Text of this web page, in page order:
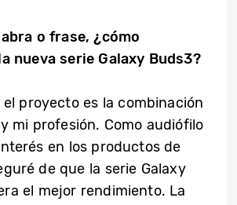
o frase, ¿cómo
nueva serie Galaxy Buds3?
el proyecto es la combinación
mi profesión. Como audiófilo
en los productos de
de que la serie Galaxy
el mejor rendimiento. La